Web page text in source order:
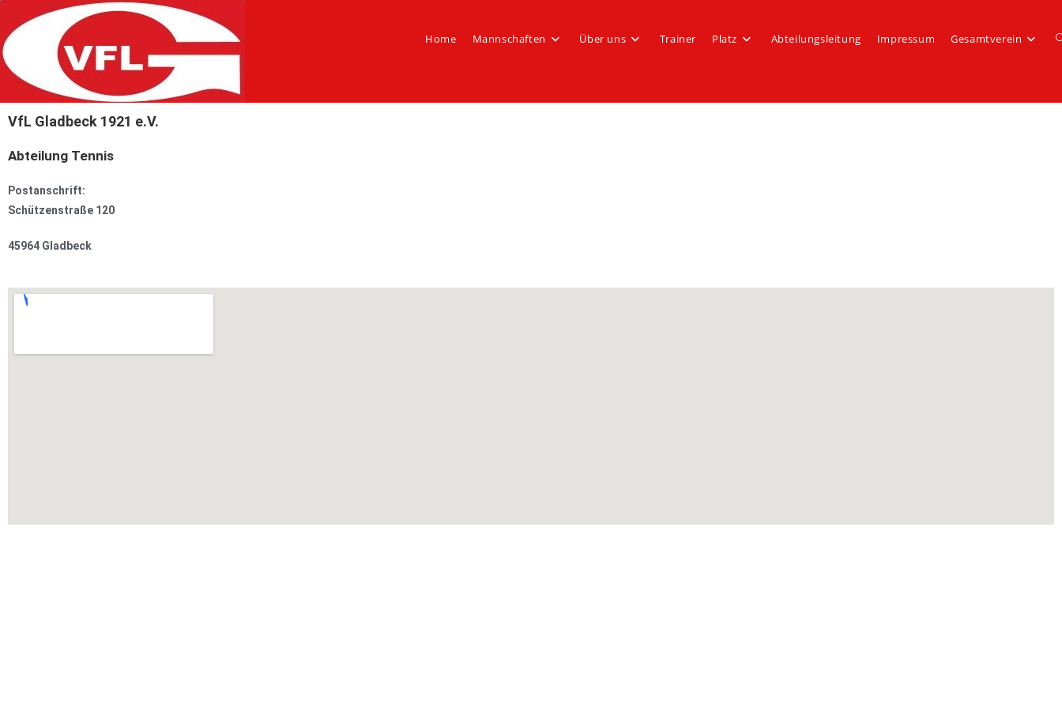
Home Mannschaften Über uns Trainer Platz Abteilungsleitung Impressum Gesamtverein
VfL Gladbeck 1921 e.V.
Abteilung Tennis
Postanschrift:
Schützenstraße 120
45964 Gladbeck